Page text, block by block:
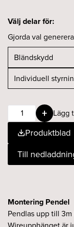
Välj delar för:
Gjorda val
Faktor
D
TW
pendel
Ind.
Lägg
Produktblad
Till
Montering Pendel
Pendlas upp till